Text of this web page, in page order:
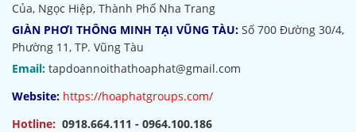
Của, Ngọc Hiệp, Thành Phố Nha Trang
GIÀN PHƠI THÔNG MINH TẠI VŨNG TÀU: Số 700 Đường 30/4,
Phường 11, TP. Vũng Tàu
Email: tapdoannoithathoaphat@gmail.com
Website: https://hoaphatgroups.com/
Hotline: 0918.664.111 - 0964.100.186